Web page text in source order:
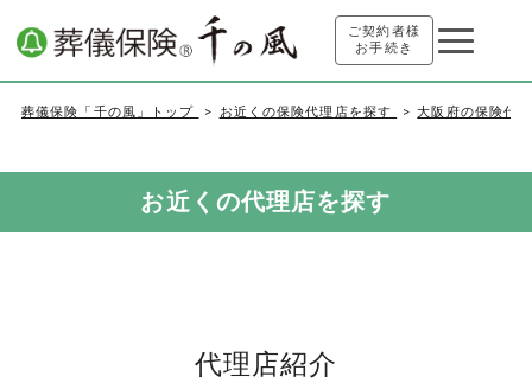
ご契約者様
お手続き
葬儀保険「千の風」トップ お近くの保険代理店を探す 大阪府の保険代
お近くの代理店を探す
代理店紹介